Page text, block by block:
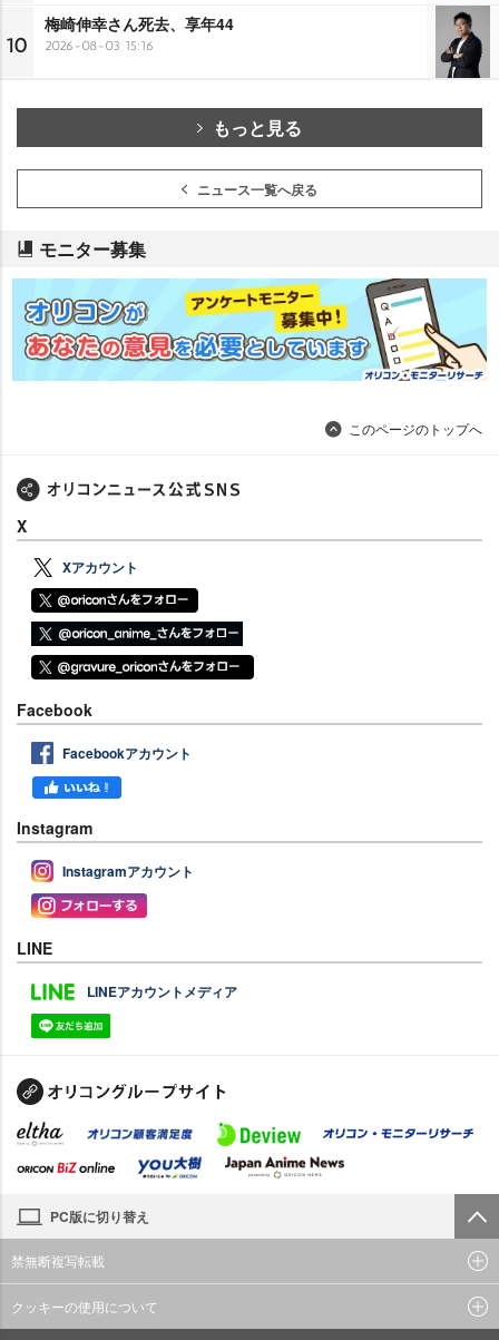
10
梅崎伸幸さん死去、享年44
2026-08-03 15:16
もっと見る
ニュース一覧へ戻る
モニター募集
このページのトップへ
X
Xアカウント
Facebook
Facebookアカウント
Instagram
Instagramアカウント
LINE
LINEアカウントメディア
PC版に切り替え
禁無断複写転載
クッキーの使用について